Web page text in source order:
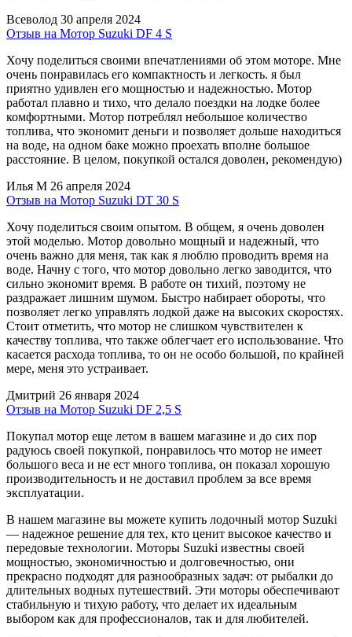
Всеволод 30 апреля 2024
Отзыв на Мотор Suzuki DF 4 S
Хочу поделиться своими впечатлениями об этом моторе. Мне
очень понравилась его компактность и легкость. я был
приятно удивлен его мощностью и надежностью. Мотор
работал плавно и тихо, что делало поездки на лодке более
комфортными. Мотор потреблял небольшое количество
топлива, что экономит деньги и позволяет дольше находиться
на воде, на одном баке можно проехать вполне большое
расстояние. В целом, покупкой остался доволен, рекомендую)
Илья М 26 апреля 2024
Отзыв на Мотор Suzuki DT 30 S
Хочу поделиться своим опытом. В общем, я очень доволен
этой моделью. Мотор довольно мощный и надежный, что
очень важно для меня, так как я люблю проводить время на
воде. Начну с того, что мотор довольно легко заводится, что
сильно экономит время. В работе он тихий, поэтому не
раздражает лишним шумом. Быстро набирает обороты, что
позволяет легко управлять лодкой даже на высоких скоростях.
Стоит отметить, что мотор не слишком чувствителен к
качеству топлива, что также облегчает его использование. Что
касается расхода топлива, то он не особо большой, по крайней
мере, меня это устраивает.
Дмитрий 26 января 2024
Отзыв на Мотор Suzuki DF 2,5 S
Покупал мотор еще летом в вашем магазине и до сих пор
радуюсь своей покупкой, понравилось что мотор не имеет
большого веса и не ест много топлива, он показал хорошую
производительность и не доставил проблем за все время
эксплуатации.
В нашем магазине вы можете купить лодочный мотор Suzuki
— надежное решение для тех, кто ценит высокое качество и
передовые технологии. Моторы Suzuki известны своей
мощностью, экономичностью и долговечностью, они
прекрасно подходят для разнообразных задач: от рыбалки до
длительных водных путешествий. Эти моторы обеспечивают
стабильную и тихую работу, что делает их идеальным
выбором как для профессионалов, так и для любителей.